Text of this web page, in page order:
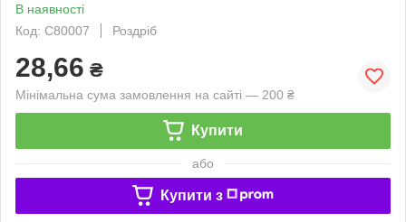
В наявності
Код: C80007
Роздріб
28,66 ₴
Мінімальна сума замовлення на сайті — 200 ₴
Купити
або
Купити з